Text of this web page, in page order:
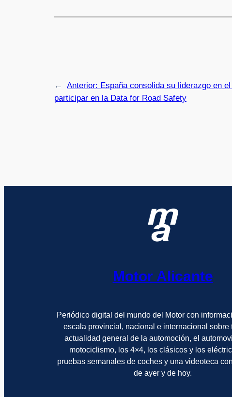
← Anterior: España consolida su liderazgo en
participar en la Data for Road Safety
Motor Alicante
Periódico digital del mundo del Motor con
escala provincial, nacional e internacional sobre
actualidad general de la automoción, el
motociclismo, los 4×4, los clásicos y los
pruebas semanales de coches y una videoteca
de ayer y de hoy.